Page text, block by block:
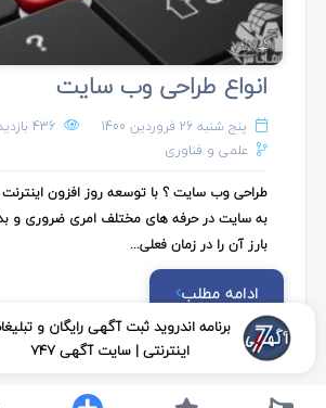
انواع طراحی وب سایت
پنج شنبه 26 فروردین 1400
436 بازدید
علمی و فناوری
طراحی وب سایت ؟ با توسعه روز افزون
به سایت در حرفه های مختلف امری ضروری و
بارز آن را در زمان فعلی...
ادامه مطلب
برنامه اندروید ثبت آگهی رایگان و
اینترنتی | سایت آگهی 747